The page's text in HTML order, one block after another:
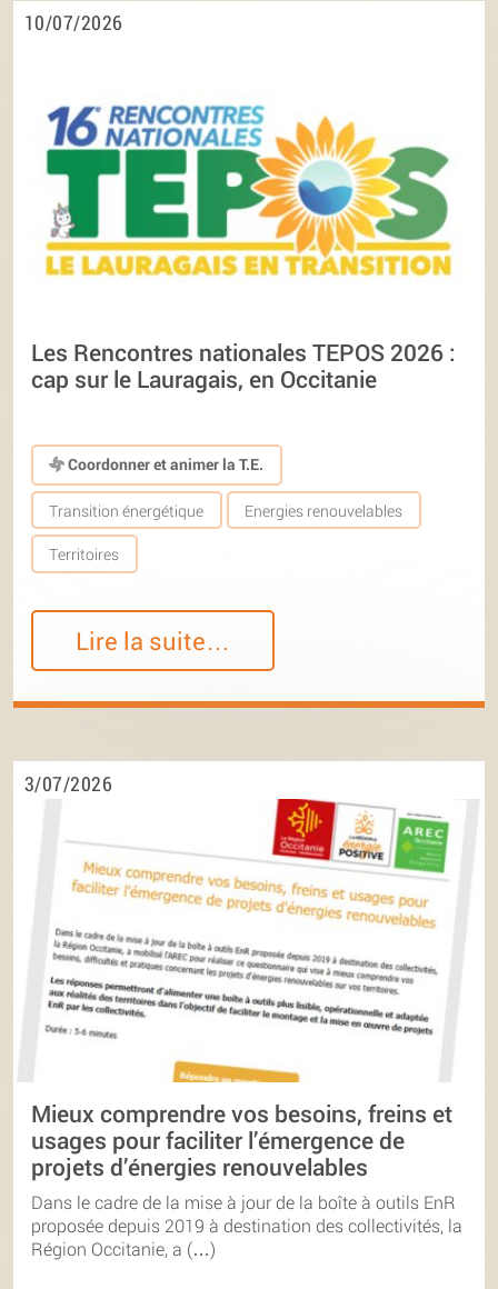
10/07/2026
Les Rencontres nationales TEPOS 2026 :
cap sur le Lauragais, en Occitanie
Coordonner et animer la T.E.
Transition énergétique Energies renouvelables
Territoires
Lire la suite…
3/07/2026
Mieux comprendre vos besoins, freins et
usages pour faciliter l’émergence de
projets d’énergies renouvelables
Dans le cadre de la mise à jour de la boîte à outils EnR
proposée depuis 2019 à destination des collectivités, la
Région Occitanie, a (…)